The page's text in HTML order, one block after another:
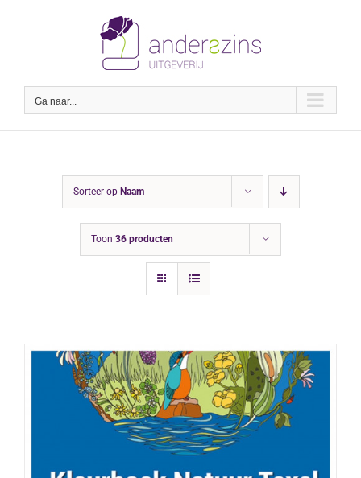
Ga naar...
Sorteer op Naam
Toon 36 producten